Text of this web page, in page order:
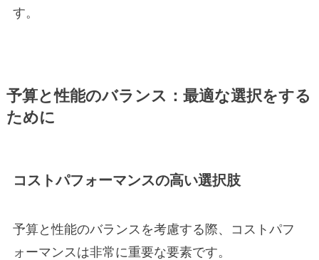
す。
予算と性能のバランス：最適な選択をする
ために
コストパフォーマンスの高い選択肢
予算と性能のバランスを考慮する際、コストパフ
ォーマンスは非常に重要な要素です。